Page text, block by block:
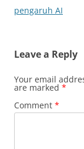
pengaruh AI
Leave a Reply
Your email
are marked *
Comment *